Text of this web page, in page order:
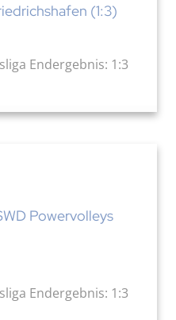
(1:3)
Endergebnis: 1:3
Powervolleys
Endergebnis: 1:3